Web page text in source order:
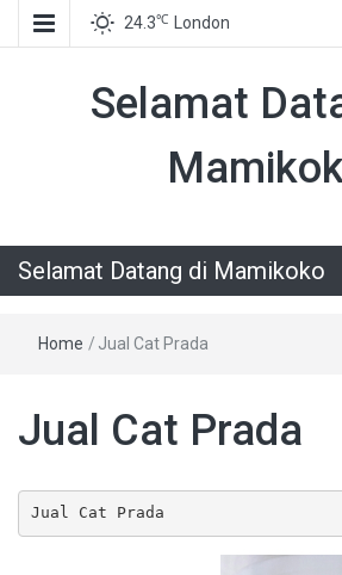
24.3℃ London
Selamat
Selamat Datang di Mamikoko
Home / Jual Cat Prada
Jual Cat Prada
Jual Cat Prada